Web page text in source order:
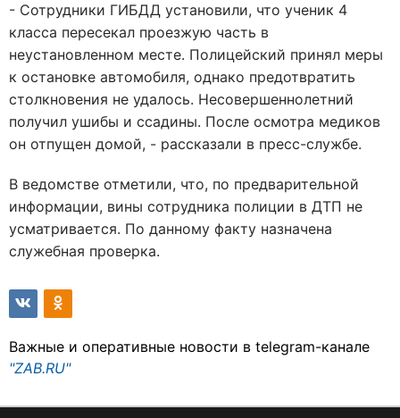
- Сотрудники ГИБДД установили, что ученик 4
класса пересекал проезжую часть в
неустановленном месте. Полицейский принял меры
к остановке автомобиля, однако предотвратить
столкновения не удалось. Несовершеннолетний
получил ушибы и ссадины. После осмотра медиков
он отпущен домой, - рассказали в пресс-службе.
В ведомстве отметили, что, по предварительной
информации, вины сотрудника полиции в ДТП не
усматривается. По данному факту назначена
служебная проверка.
Важные и оперативные новости в telegram-канале
"ZAB.RU"